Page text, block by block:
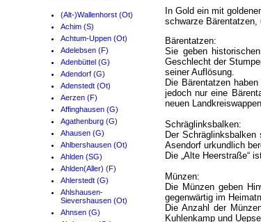
(Alt-)Wallenhorst (Ot)
Achim (S)
Achtum-Uppen (Ot)
Adelebsen (F)
Adenbüttel (G)
Adendorf (G)
Adenstedt (Ot)
Aerzen (F)
Affinghausen (G)
Agathenburg (G)
Ahausen (G)
Ahlbershausen (Ot)
Ahlden (SG)
Ahlden(Aller) (F)
Ahlerstedt (G)
Ahlshausen-
Sievershausen (Ot)
Ahnsen (G)
In Gold ein mit
schwarze
Bärentatzen:
Sie geben
Geschlecht der
seiner Auflösung.
Die Bärentatzen
jedoch nur eine
neuen
Schräglinksbalken:
Der
Asendorf urkundlich
Die „Alte Heerstraße“
Münzen:
Die Münzen geben
gegenwärtig im
Die Anzahl der
Kuhlenkamp und